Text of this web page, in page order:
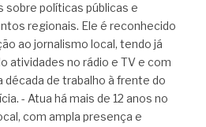
sobre políticas públicas e
regionais. Ele é reconhecido
ao jornalismo local, tendo já
atividades no rádio e TV e com
década de trabalho à frente do
- Atua há mais de 12 anos no
com ampla presença e